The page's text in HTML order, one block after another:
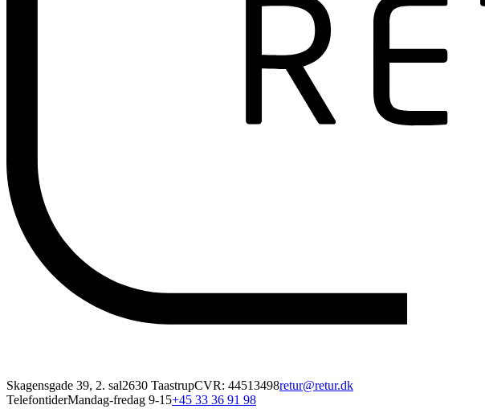
Skagensgade 39, 2. sal2630 TaastrupCVR: 44513498retur@retur.dk
TelefontiderMandag-fredag 9-15+45 33 36 91 98